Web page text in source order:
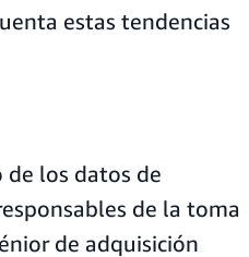
estas tendencias
de los datos de
de la toma
de adquisición